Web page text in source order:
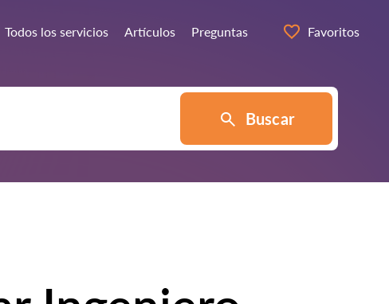
Todos los servicios Artículos Preguntas Favoritos
Buscar